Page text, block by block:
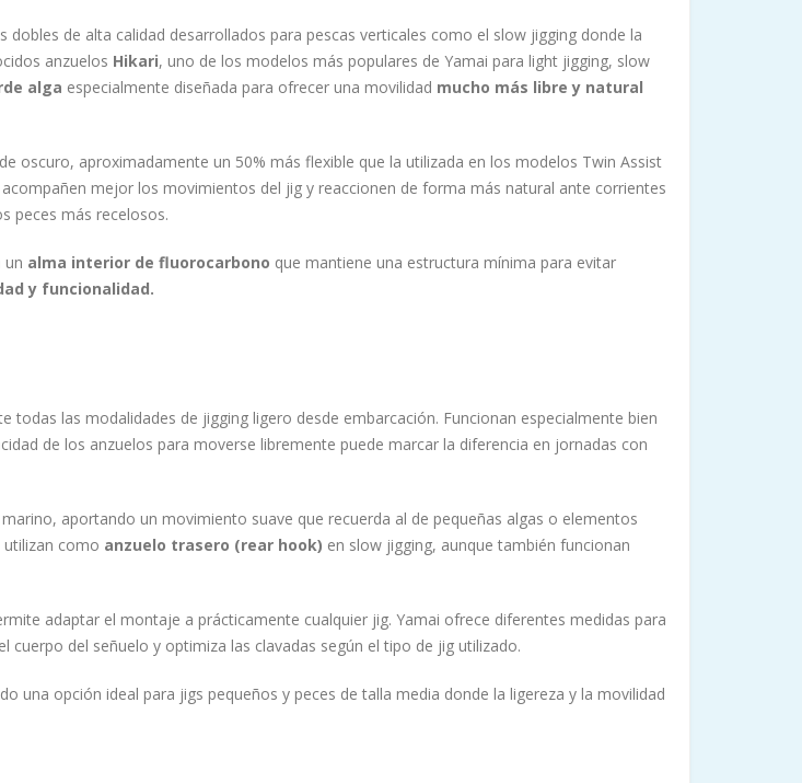
dobles de alta calidad desarrollados para pescas verticales como el slow jigging donde la
anzuelos Hikari, uno de los modelos más populares de Yamai para light jigging, slow
alga especialmente diseñada para ofrecer una movilidad mucho más libre y natural
oscuro, aproximadamente un 50% más flexible que la utilizada en los modelos Twin Assist
mejor los movimientos del jig y reaccionen de forma más natural ante corrientes
peces más recelosos.
un alma interior de fluorocarbono que mantiene una estructura mínima para evitar
y funcionalidad.
las modalidades de jigging ligero desde embarcación. Funcionan especialmente bien
de los anzuelos para moverse libremente puede marcar la diferencia en jornadas con
aportando un movimiento suave que recuerda al de pequeñas algas o elementos
como anzuelo trasero (rear hook) en slow jigging, aunque también funcionan
adaptar el montaje a prácticamente cualquier jig. Yamai ofrece diferentes medidas para
del señuelo y optimiza las clavadas según el tipo de jig utilizado.
una opción ideal para jigs pequeños y peces de talla media donde la ligereza y la movilidad